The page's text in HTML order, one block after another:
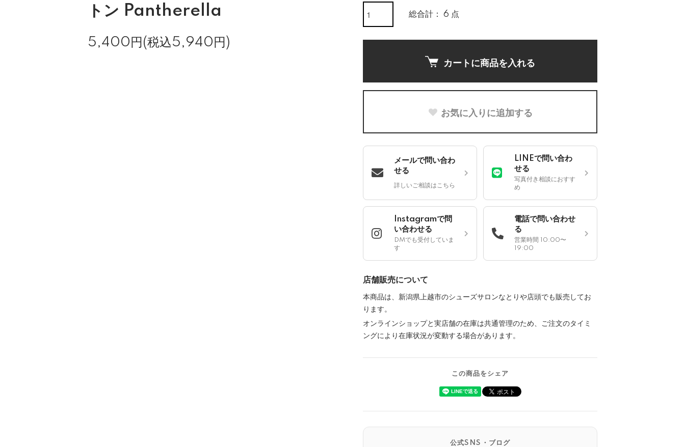
トン Pantherella
5,400円(税込5,940円)
総合計： 6 点
カートに商品を入れる
お気に入りに追加する
メールで問い合わ
せる
詳しいご相談はこちら
LINEで問い合わ
せる
写真付き相談におすす
め
Instagramで問
い合わせる
DMでも受付していま
す
電話で問い合わせ
る
営業時間 10:00〜
19:00
店舗販売について
本商品は、新潟県上越市のシューズサロンなとりや店頭でも販売してお
ります。
オンラインショップと実店舗の在庫は共通管理のため、ご注文のタイミ
ングにより在庫状況が変動する場合があります。
この商品をシェア
公式SNS・ブログ